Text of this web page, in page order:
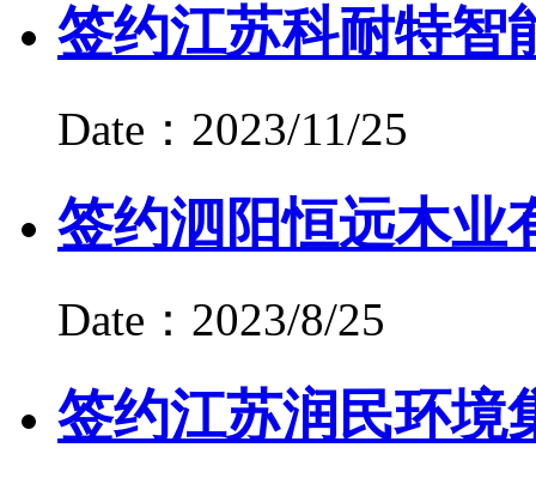
签约江苏科耐特智
Date：2023/11/25
签约泗阳恒远木业
Date：2023/8/25
签约江苏润民环境